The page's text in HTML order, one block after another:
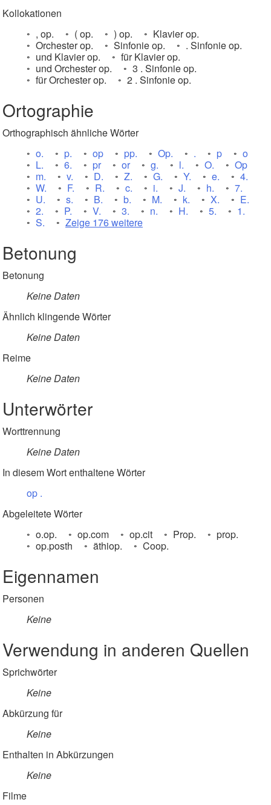
Kollokationen
, op.
( op. ) op.
Klavier op.
Orchester op.
Sinfonie op.
. Sinfonie op.
und Klavier op.
für Klavier op.
und Orchester op.
3 . Sinfonie op.
für Orchester op.
2 . Sinfonie op.
Ortographie
Orthographisch ähnliche Wörter
o.
p. op pp. Op. . p
o
L.
6. pr or g. l. O.
Op
m.
v. D. Z. G. Y. e.
4.
W.
F. R. c. i. J. h.
7.
U.
s. B. b. M. k. X.
E.
2.
P. V. 3. n. H. 5.
1.
S.
Zeige 176 weitere
Betonung
Betonung
Keine Daten
Ähnlich klingende Wörter
Keine Daten
Reime
Keine Daten
Unterwörter
Worttrennung
Keine Daten
In diesem Wort enthaltene Wörter
op .
Abgeleitete Wörter
o.op.
op.com op.cit Prop.
prop.
op.posth
äthiop. Coop.
Eigennamen
Personen
Keine
Verwendung in anderen Quellen
Sprichwörter
Keine
Abkürzung für
Keine
Enthalten in Abkürzungen
Keine
Filme